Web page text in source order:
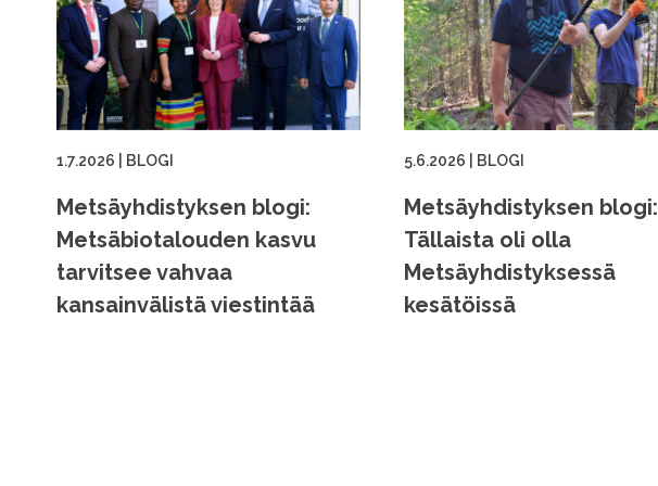
1.7.2026 BLOGI
Metsäyhdistyksen blogi:
Metsäbiotalouden kasvu
tarvitsee vahvaa
kansainvälistä viestintää
5.6.2026 BLOGI
Metsäyhdistyksen blogi:
Tällaista oli olla
Metsäyhdistyksessä
kesätöissä